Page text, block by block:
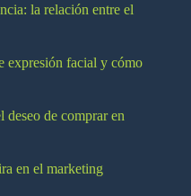
la relación entre el
expresión facial y cómo
deseo de comprar en
en el marketing